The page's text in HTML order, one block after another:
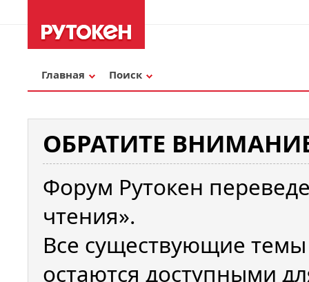
Главная Поиск
ОБРАТИТЕ
Форум Рутокен
чтения».
Все существующие
остаются доступными